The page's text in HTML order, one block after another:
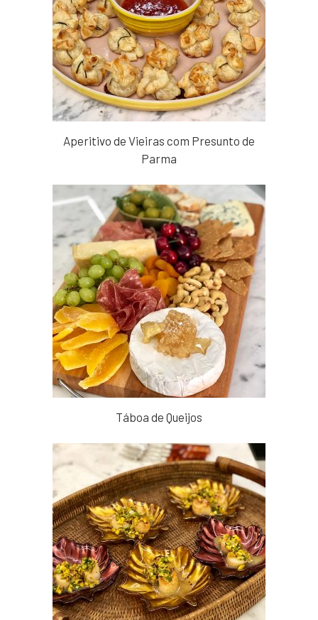
Aperitivo de Vieiras com Presunto de
Parma
Táboa de Queijos